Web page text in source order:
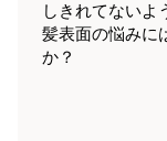
しきれてないよ
髪表面の悩みに
か？